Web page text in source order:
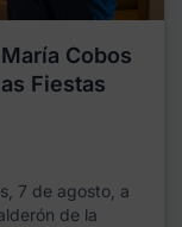
Cobos
Fiestas
7 de agosto, a
de la